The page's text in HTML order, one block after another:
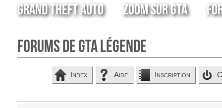
Grand Theft Auto Zoom sur GTA
Forums de GTA Légende
Index Aide Inscription